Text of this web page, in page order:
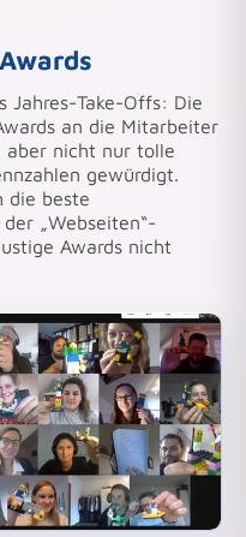
Jahres-Take-Offs: Die
an die Mitarbeiter
aber nicht nur tolle
gewürdigt.
die beste
„Webseiten“-
Awards nicht